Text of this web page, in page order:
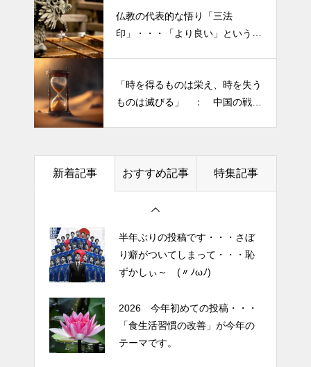
仏教の代表的な悟り「三法
印」・・・「より良い」という気
「時を得るものは栄え、時を失う
ものは滅びる」 ： 中国の戦国
新着記事 おすすめ記事 特集記事
半年ぶりの投稿です・・・さぼ
り癖がついてしまって・・・恥
ずかしぃ～ (〃ﾉωﾉ)
2026 今年初めての投稿・・・
テーマです。
土用の丑の日・・・余計なこと
半年ぶりの投稿です・・・さぼ
り癖がついてしまって・・・恥
ずかしぃ～ (〃ﾉωﾉ)
2026 今年初めての投稿・・・
「食生活習慣の改善」が今年の
テーマです。